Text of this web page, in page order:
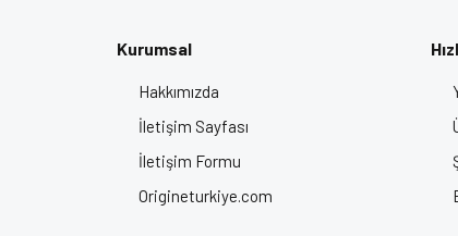
Kurumsal
Hakkımızda
İletişim Sayfası
İletişim Formu
Origineturkiye.com